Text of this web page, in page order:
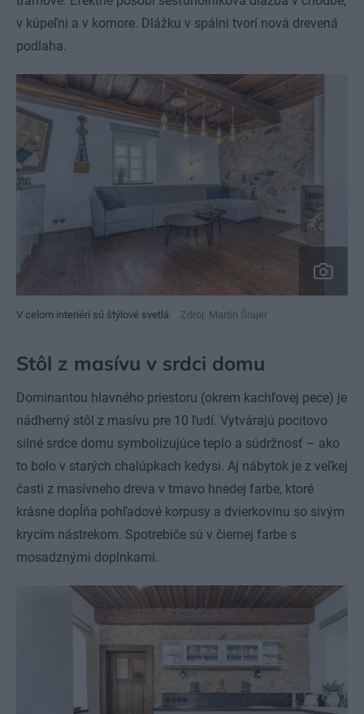
v kúpeľni a v komore. Dlážku v spálni tvorí nová drevená
podlaha.
V celom interiéri sú štýlové svetlá. Zdroj: Martin Šrajer
Stôl z masívu v srdci domu
Dominantou hlavného priestoru (okrem kachľovej pece) je
nádherný stôl z masívu pre 10 ľudí. Vytvárajú pocitovo
silné srdce domu symbolizujúce teplo a súdržnosť – ako
to bolo v starých chalúpkach kedysi. Aj nábytok je z veľkej
časti z masívneho dreva v tmavo hnedej farbe, ktoré
krásne dopĺňa pohľadové korpusy a dvierkovinu so sivým
krycím nástrekom. Spotrebiče sú v čiernej farbe s
mosadznými doplnkami.